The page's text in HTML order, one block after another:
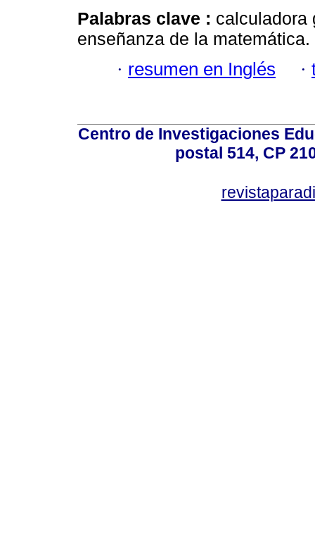
Palabras clave : calculadora
enseñanza de la matemática.
· resumen en Inglés ·
Centro de Investigaciones
postal 514, CP